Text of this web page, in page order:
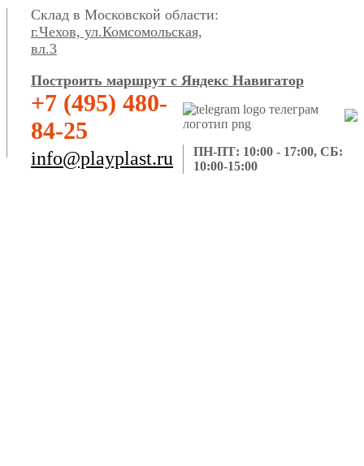
Склад в Московской области:
г.Чехов, ул.Комсомольская,
вл.3
Построить маршрут с Яндекс Навигатор
+7 (495) 480-
84-25
info@playplast.ru
ПН-ПТ: 10:00 - 17:00, СБ:
10:00-15:00